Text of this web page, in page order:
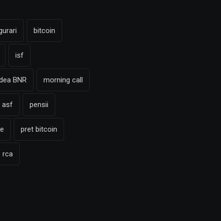
bitcoin
isf
BNR morning call
asf pensii
pret bitcoin
rca